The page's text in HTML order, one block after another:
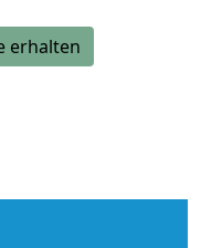
erhalten